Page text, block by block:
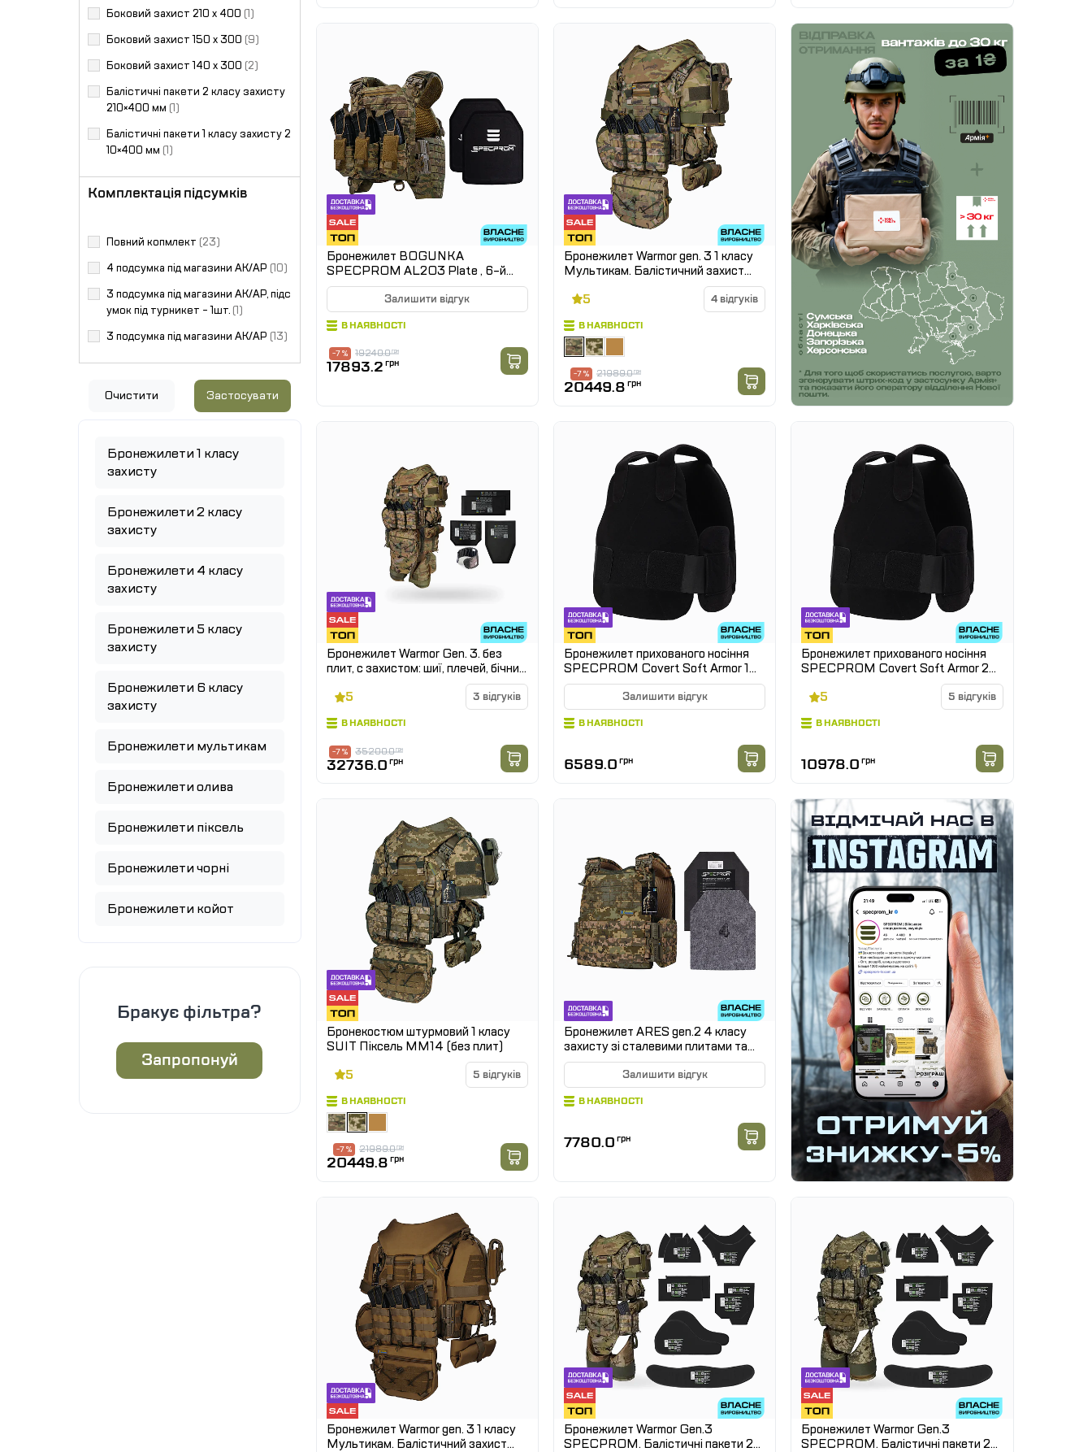
Боковий захист 210 х 400 (1)
Боковий захист 150 х 300 (9)
Боковий захист 140 х 300 (2)
Балістичні пакети 2 класу захисту
210×400 мм (1)
Балістичні пакети 1 класу захисту 2
10×400 мм (1)
Комплектація підсумків
Повний копмлект (23)
4 подсумка під магазини АК/АР (10)
3 подсумка під магазини АК/АР, підс
умок під турникет - 1шт. (1)
3 подсумка під магазини АК/АР (13)
Очистити Застосувати
Бронежилети 1 класу
захисту
Бронежилети 2 класу
захисту
Бронежилети 4 класу
захисту
Бронежилети 5 класу
захисту
Бронежилети 6 класу
захисту
Бронежилети мультикам
Бронежилети олива
Бронежилети піксель
Бронежилети чорні
Бронежилети койот
Бракує фільтра?
Запропонуй
Бронежилет BOGUNKA
SPECPROM AL2O3 Plate , 6-й
клас. Мультикам
Залишити відгук
В НАЯВНОСТІ
19240.0грн
-7 %
17893.2 грн
Бронежилет Warmor gen. 3 1 класу
Мультикам. Балістичний захист
бічних ділянок, паху, плечей та шиї.
Без плит.
5 4 відгуків
В НАЯВНОСТІ
21989.0грн
-7 %
20449.8 грн
Бронежилет Warmor Gen. 3. без
плит, с захистом: шиї, плечей, бічних
деталей (камербандів), наплічника,
фартуха, пояса РПС, стегон ніг
5 3 відгуків
В НАЯВНОСТІ
35200.0грн
-7 %
32736.0 грн
Бронежилет прихованого носіння
SPECPROM Covert Soft Armor 1
клас захисту
Залишити відгук
В НАЯВНОСТІ
6589.0 грн
Бронежилет прихованого носіння
SPECPROM Covert Soft Armor 2
5
5 відгуків
В НАЯВНОСТІ
10978.0 грн
Бронекостюм штурмовий 1 класу
SUIT Піксель ММ14 (без плит)
5
5 відгуків
В НАЯВНОСТІ
21989.0грн
-7 %
20449.8 грн
Бронежилет ARES gen.2 4 класу
захисту зі сталевими плитами та
швидким скиданням. Піксель
Залишити відгук
В НАЯВНОСТІ
7780.0 грн
Бронежилет Warmor gen. 3 1 класу
Мультикам. Балістичний захист
Бронежилет Warmor Gen.3
SPECPROM. Балістичні пакети 2
Бронежилет Warmor Gen.3
SPECPROM. Балістичні пакети 2